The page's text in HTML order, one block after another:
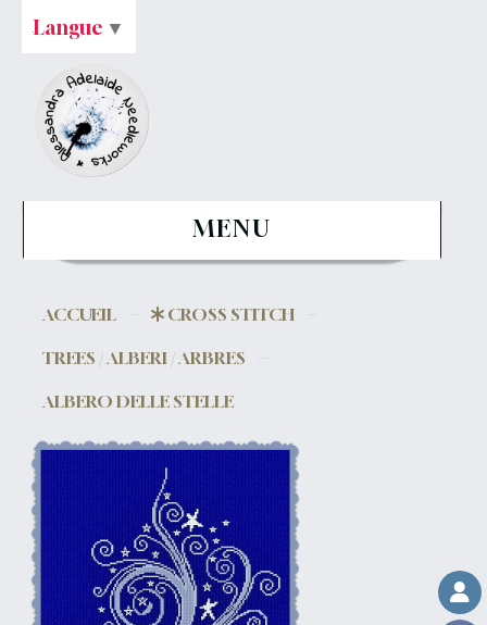
MENU
ACCUEIL
CROSS STITCH
TREES / ALBERI / ARBRES
ALBERO DELLE STELLE
Langue ▼